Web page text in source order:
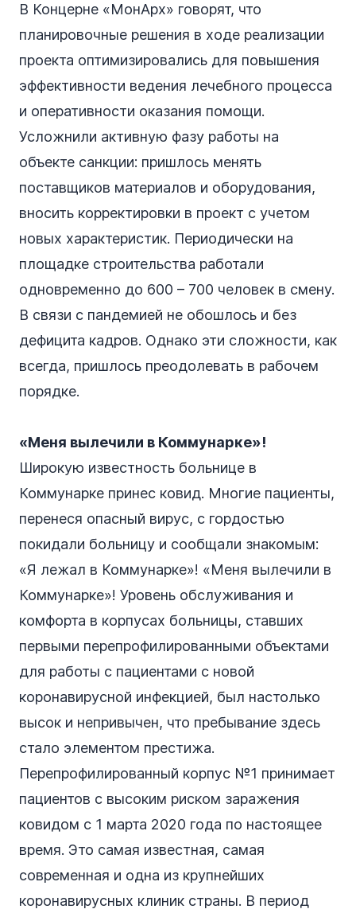
В Концерне «МонАрх» говорят, что
планировочные решения в ходе реализации
проекта оптимизировались для повышения
эффективности ведения лечебного процесса
и оперативности оказания помощи.
Усложнили активную фазу работы на
объекте санкции: пришлось менять
поставщиков материалов и оборудования,
вносить корректировки в проект с учетом
новых характеристик. Периодически на
площадке строительства работали
одновременно до 600 – 700 человек в смену.
В связи с пандемией не обошлось и без
дефицита кадров. Однако эти сложности, как
всегда, пришлось преодолевать в рабочем
порядке.
«Меня вылечили в Коммунарке»!
Широкую известность больнице в
Коммунарке принес ковид. Многие пациенты,
перенеся опасный вирус, с гордостью
покидали больницу и сообщали знакомым:
«Я лежал в Коммунарке»! «Меня вылечили в
Коммунарке»! Уровень обслуживания и
комфорта в корпусах больницы, ставших
первыми перепрофилированными объектами
для работы с пациентами с новой
коронавирусной инфекцией, был настолько
высок и непривычен, что пребывание здесь
стало элементом престижа.
Перепрофилированный корпус №1 принимает
пациентов с высоким риском заражения
ковидом с 1 марта 2020 года по настоящее
время. Это самая известная, самая
современная и одна из крупнейших
коронавирусных клиник страны. В период